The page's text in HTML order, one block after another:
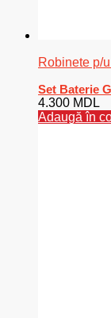
Robinete p/
Set Baterie
4.300 MDL
Adaugă în